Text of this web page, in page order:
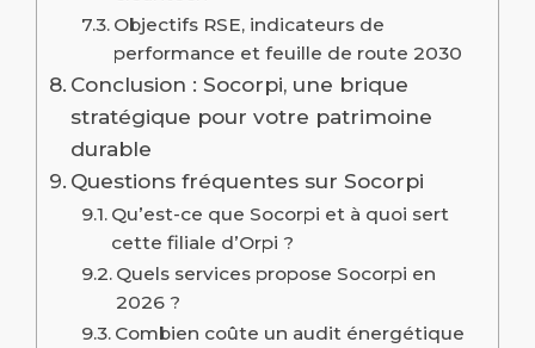
Objectifs RSE, indicateurs de
performance et feuille de route 2030
Conclusion : Socorpi, une brique
stratégique pour votre patrimoine
durable
Questions fréquentes sur Socorpi
Qu’est-ce que Socorpi et à quoi sert
cette filiale d’Orpi ?
Quels services propose Socorpi en
2026 ?
Combien coûte un audit énergétique